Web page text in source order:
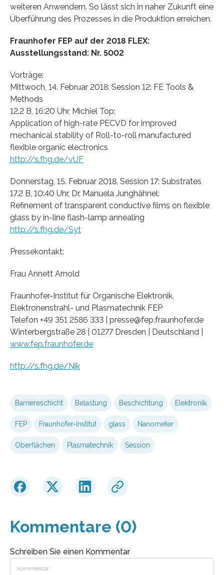
weiteren Anwendern. So lässt sich in naher Zukunft eine
Überführung des Prozesses in die Produktion erreichen.
Fraunhofer FEP auf der 2018 FLEX:
Ausstellungsstand: Nr. 5002
Vorträge:
Mittwoch, 14. Februar 2018: Session 12: FE Tools &
Methods
12.2 B, 16:20 Uhr, Michiel Top:
Application of high-rate PECVD for improved
mechanical stability of Roll-to-roll manufactured
flexible organic electronics
http://s.fhg.de/vUF
Donnerstag, 15. Februar 2018, Session 17: Substrates
17.2 B, 10:40 Uhr, Dr. Manuela Junghähnel:
Refinement of transparent conductive films on flexible
glass by in-line flash-lamp annealing
http://s.fhg.de/Syt
Pressekontakt:
Frau Annett Arnold
Fraunhofer-Institut für Organische Elektronik,
Elektronenstrahl- und Plasmatechnik FEP
Telefon +49 351 2586 333 | presse@fep.fraunhofer.de
Winterbergstraße 28 | 01277 Dresden | Deutschland |
www.fep.fraunhofer.de
http://s.fhg.de/Njk
Barriereschicht Belastung Beschichtung Elektronik
FEP Fraunhofer-Institut glass Nanometer
Oberflächen Plasmatechnik Session
Kommentare (0)
Schreiben Sie einen Kommentar